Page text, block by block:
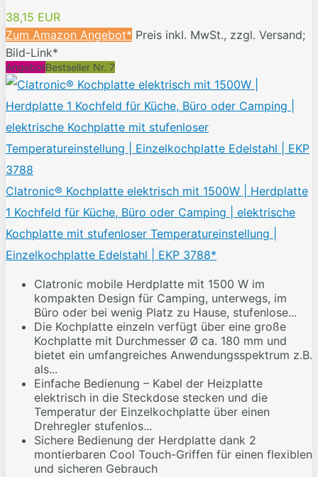
38,15 EUR
Zum Amazon Angebot* Preis inkl. MwSt., zzgl. Versand;
Bild-Link*
AngebotBestseller Nr. 7
Clatronic® Kochplatte elektrisch mit 1500W | Herdplatte
1 Kochfeld für Küche, Büro oder Camping | elektrische
Kochplatte mit stufenloser Temperatureinstellung |
Einzelkochplatte Edelstahl | EKP 3788*
Clatronic mobile Herdplatte mit 1500 W im
kompakten Design für Camping, unterwegs, im
Büro oder bei wenig Platz zu Hause, stufenlose...
Die Kochplatte einzeln verfügt über eine große
Kochplatte mit Durchmesser Ø ca. 180 mm und
bietet ein umfangreiches Anwendungsspektrum z.B.
als...
Einfache Bedienung – Kabel der Heizplatte
elektrisch in die Steckdose stecken und die
Temperatur der Einzelkochplatte über einen
Drehregler stufenlos...
Sichere Bedienung der Herdplatte dank 2
montierbaren Cool Touch-Griffen für einen flexiblen
und sicheren Gebrauch